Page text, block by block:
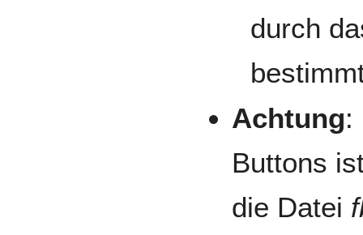
durch
Achtung:
Buttons
die Datei